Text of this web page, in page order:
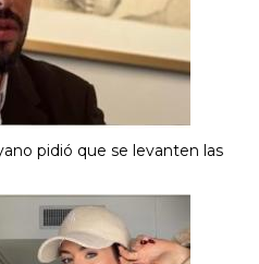
pidió que se levanten las